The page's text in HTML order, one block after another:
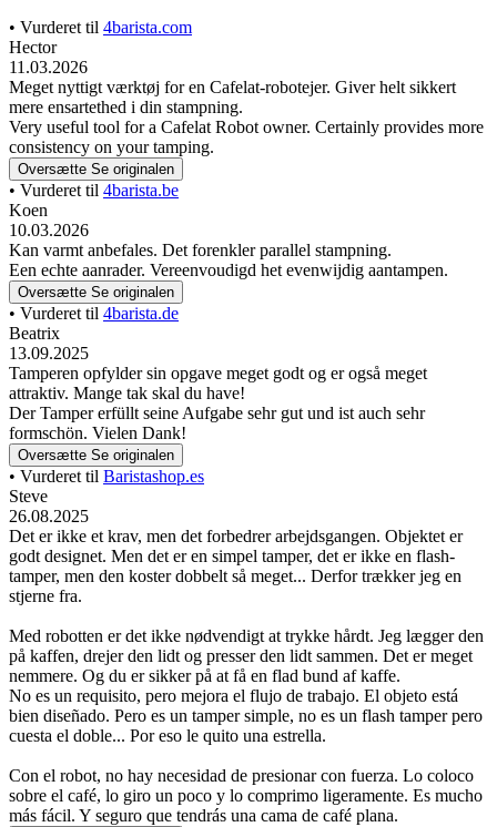
• Vurderet til 4barista.com
Hector
11.03.2026
Meget nyttigt værktøj for en Cafelat-robotejer. Giver helt sikkert
mere ensartethed i din stampning.
Very useful tool for a Cafelat Robot owner. Certainly provides more
consistency on your tamping.
Oversætte Se originalen
• Vurderet til 4barista.be
Koen
10.03.2026
Kan varmt anbefales. Det forenkler parallel stampning.
Een echte aanrader. Vereenvoudigd het evenwijdig aantampen.
Oversætte Se originalen
• Vurderet til 4barista.de
Beatrix
13.09.2025
Tamperen opfylder sin opgave meget godt og er også meget
attraktiv. Mange tak skal du have!
Der Tamper erfüllt seine Aufgabe sehr gut und ist auch sehr
formschön. Vielen Dank!
Oversætte Se originalen
• Vurderet til Baristashop.es
Steve
26.08.2025
Det er ikke et krav, men det forbedrer arbejdsgangen. Objektet er
godt designet. Men det er en simpel tamper, det er ikke en flash-
tamper, men den koster dobbelt så meget... Derfor trækker jeg en
stjerne fra.
Med robotten er det ikke nødvendigt at trykke hårdt. Jeg lægger den
på kaffen, drejer den lidt og presser den lidt sammen. Det er meget
nemmere. Og du er sikker på at få en flad bund af kaffe.
No es un requisito, pero mejora el flujo de trabajo. El objeto está
bien diseñado. Pero es un tamper simple, no es un flash tamper pero
cuesta el doble... Por eso le quito una estrella.
Con el robot, no hay necesidad de presionar con fuerza. Lo coloco
sobre el café, lo giro un poco y lo comprimo ligeramente. Es mucho
más fácil. Y seguro que tendrás una cama de café plana.